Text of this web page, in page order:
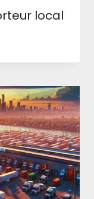
local